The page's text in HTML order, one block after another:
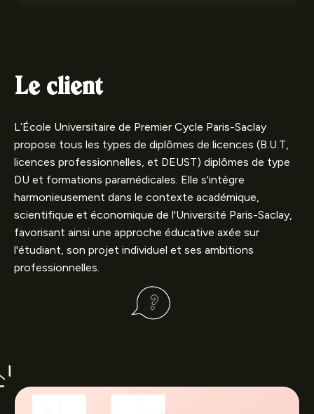
Le client
L’École Universitaire de Premier Cycle Paris-Saclay
propose tous les types de diplômes de licences (B.U.T,
licences professionnelles, et DEUST) diplômes de type
DU et formations paramédicales. Elle s'intègre
harmonieusement dans le contexte académique,
scientifique et économique de l'Université Paris-Saclay,
favorisant ainsi une approche éducative axée sur
l'étudiant, son projet individuel et ses ambitions
professionnelles.